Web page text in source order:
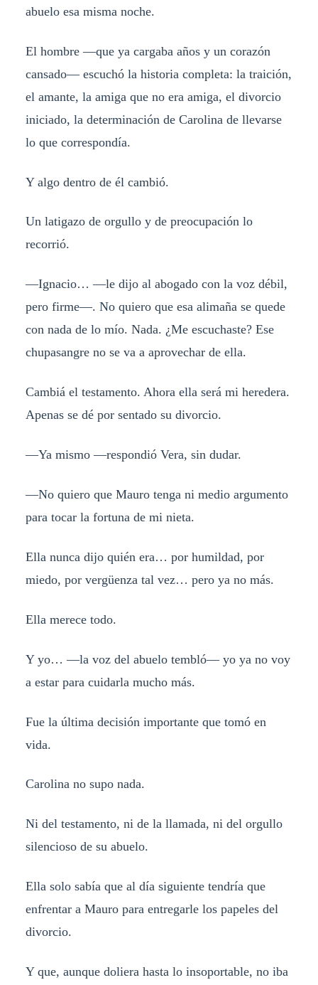
abuelo esa misma noche.
El hombre —que ya cargaba años y un corazón
cansado— escuchó la historia completa: la traición,
el amante, la amiga que no era amiga, el divorcio
iniciado, la determinación de Carolina de llevarse
lo que correspondía.
Y algo dentro de él cambió.
Un latigazo de orgullo y de preocupación lo
recorrió.
—Ignacio… —le dijo al abogado con la voz débil,
pero firme—. No quiero que esa alimaña se quede
con nada de lo mío. Nada. ¿Me escuchaste? Ese
chupasangre no se va a aprovechar de ella.
Cambiá el testamento. Ahora ella será mi heredera.
Apenas se dé por sentado su divorcio.
—Ya mismo —respondió Vera, sin dudar.
—No quiero que Mauro tenga ni medio argumento
para tocar la fortuna de mi nieta.
Ella nunca dijo quién era… por humildad, por
miedo, por vergüenza tal vez… pero ya no más.
Ella merece todo.
Y yo… —la voz del abuelo tembló— yo ya no voy
a estar para cuidarla mucho más.
Fue la última decisión importante que tomó en
vida.
Carolina no supo nada.
Ni del testamento, ni de la llamada, ni del orgullo
silencioso de su abuelo.
Ella solo sabía que al día siguiente tendría que
enfrentar a Mauro para entregarle los papeles del
divorcio.
Y que, aunque doliera hasta lo insoportable, no iba